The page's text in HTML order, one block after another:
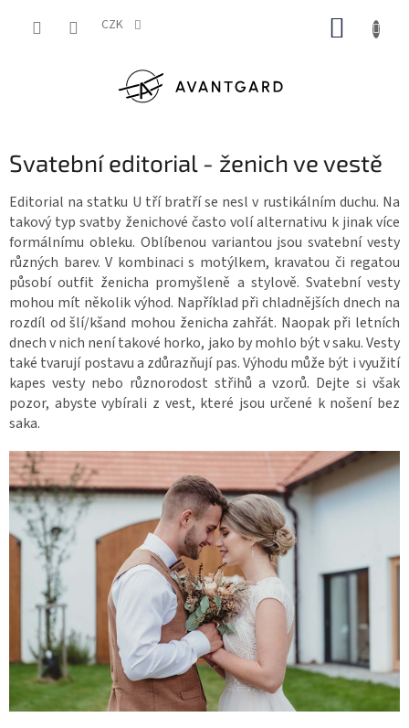
CZK
Svatební editorial - ženich ve vestě
Editorial na statku U tří bratří se nesl v rustikálním duchu. Na
takový typ svatby ženichové často volí alternativu k jinak více
formálnímu obleku. Oblíbenou variantou jsou svatební vesty
různých barev. V kombinaci s motýlkem, kravatou či regatou
působí outfit ženicha promyšleně a stylově. Svatební vesty
mohou mít několik výhod. Například při chladnějších dnech na
rozdíl od šlí/kšand mohou ženicha zahřát. Naopak při letních
dnech v nich není takové horko, jako by mohlo být v saku. Vesty
také tvarují postavu a zdůrazňují pas. Výhodu může být i využití
kapes vesty nebo různorodost střihů a vzorů. Dejte si však
pozor, abyste vybírali z vest, které jsou určené k nošení bez
saka.